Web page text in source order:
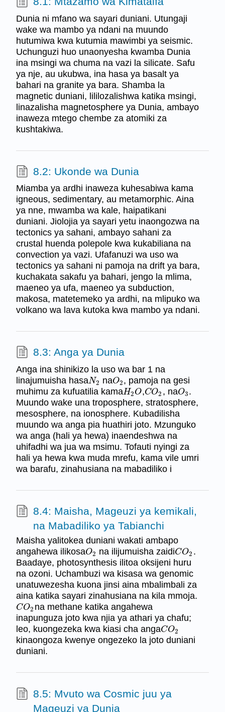
Dunia ni mfano wa sayari duniani. Utungaji
wake wa mambo ya ndani na muundo
hutumiwa kwa kutumia mawimbi ya seismic.
Uchunguzi huo unaonyesha kwamba Dunia
ina msingi wa chuma na vazi la silicate. Safu
ya nje, au ukubwa, ina hasa ya basalt ya
bahari na granite ya bara. Shamba la
magnetic duniani, lililozalishwa katika msingi,
linazalisha magnetosphere ya Dunia, ambayo
inaweza mtego chembe za atomiki za
kushtakiwa.
8.2: Ukonde wa Dunia
Miamba ya ardhi inaweza kuhesabiwa kama
igneous, sedimentary, au metamorphic. Aina
ya nne, mwamba wa kale, haipatikani
duniani. Jiolojia ya sayari yetu inaongozwa na
tectonics ya sahani, ambayo sahani za
crustal huenda polepole kwa kukabiliana na
convection ya vazi. Ufafanuzi wa uso wa
tectonics ya sahani ni pamoja na drift ya bara,
kuchakata sakafu ya bahari, jengo la mlima,
maeneo ya ufa, maeneo ya subduction,
makosa, matetemeko ya ardhi, na mlipuko wa
volkano wa lava kutoka kwa mambo ya ndani.
8.3: Anga ya Dunia
Anga ina shinikizo la uso wa bar 1 na
linajumuisha hasaN2
N2 naO2
O2, pamoja na gesi
muhimu za kufuatilia kamaH2O
H2O,CO2
CO2 , naO3
O3.
Muundo wake una troposphere, stratosphere,
mesosphere, na ionosphere. Kubadilisha
muundo wa anga pia huathiri joto. Mzunguko
wa anga (hali ya hewa) inaendeshwa na
uhifadhi wa jua wa msimu. Tofauti nyingi za
hali ya hewa kwa muda mrefu, kama vile umri
wa barafu, zinahusiana na mabadiliko i
8.4: Maisha, Mageuzi ya kemikali,
na Mabadiliko ya Tabianchi
Maisha yalitokea duniani wakati ambapo
angahewa ilikosaO2
O2 na ilijumuisha zaidiCO2
CO2 .
Baadaye, photosynthesis ilitoa oksijeni huru
na ozoni. Uchambuzi wa kisasa wa genomic
unatuwezesha kuona jinsi aina mbalimbali za
aina katika sayari zinahusiana na kila mmoja.
CO2
CO2 na methane katika angahewa
inapunguza joto kwa njia ya athari ya chafu;
leo, kuongezeka kwa kiasi cha angaCO2
CO2
kinaongoza kwenye ongezeko la joto duniani
duniani.
8.5: Mvuto wa Cosmic juu ya
Mageuzi ya Dunia